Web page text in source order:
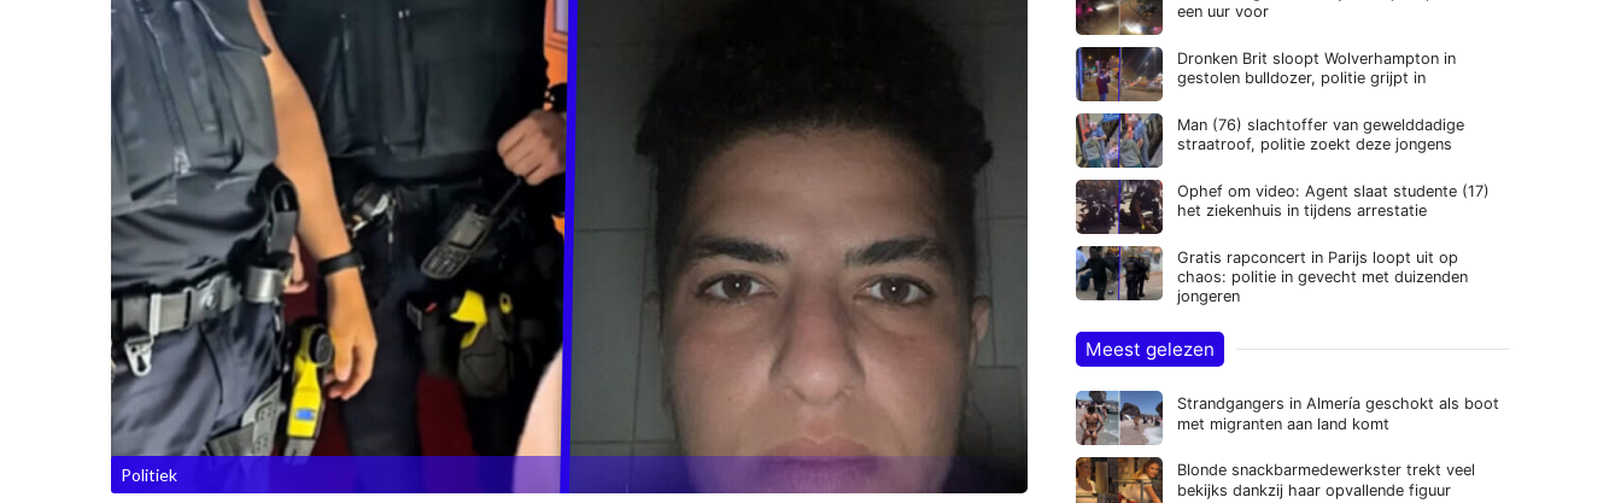
Politiek
een uur voor
Dronken Brit sloopt Wolverhampton in
gestolen bulldozer, politie grijpt in
Man (76) slachtoffer van gewelddadige
straatroof, politie zoekt deze jongens
Ophef om video: Agent slaat studente (17)
het ziekenhuis in tijdens arrestatie
Gratis rapconcert in Parijs loopt uit op
chaos: politie in gevecht met duizenden
jongeren
Meest gelezen
Strandgangers in Almería geschokt als boot
met migranten aan land komt
Blonde snackbarmedewerkster trekt veel
bekijks dankzij haar opvallende figuur